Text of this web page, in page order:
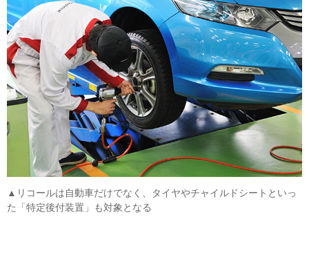
▲リコールは自動車だけでなく、タイヤやチャイルドシートといっ
た「特定後付装置」も対象となる